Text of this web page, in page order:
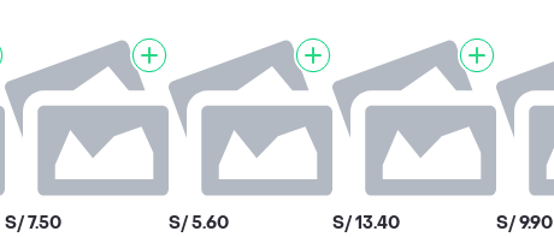
S/ 7.50 S/ 5.60 S/ 13.40 S/ 9.90